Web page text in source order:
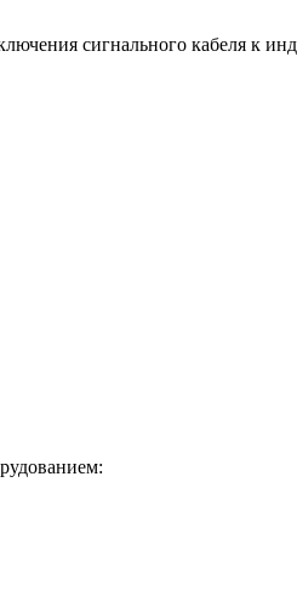
сигнального кабеля к